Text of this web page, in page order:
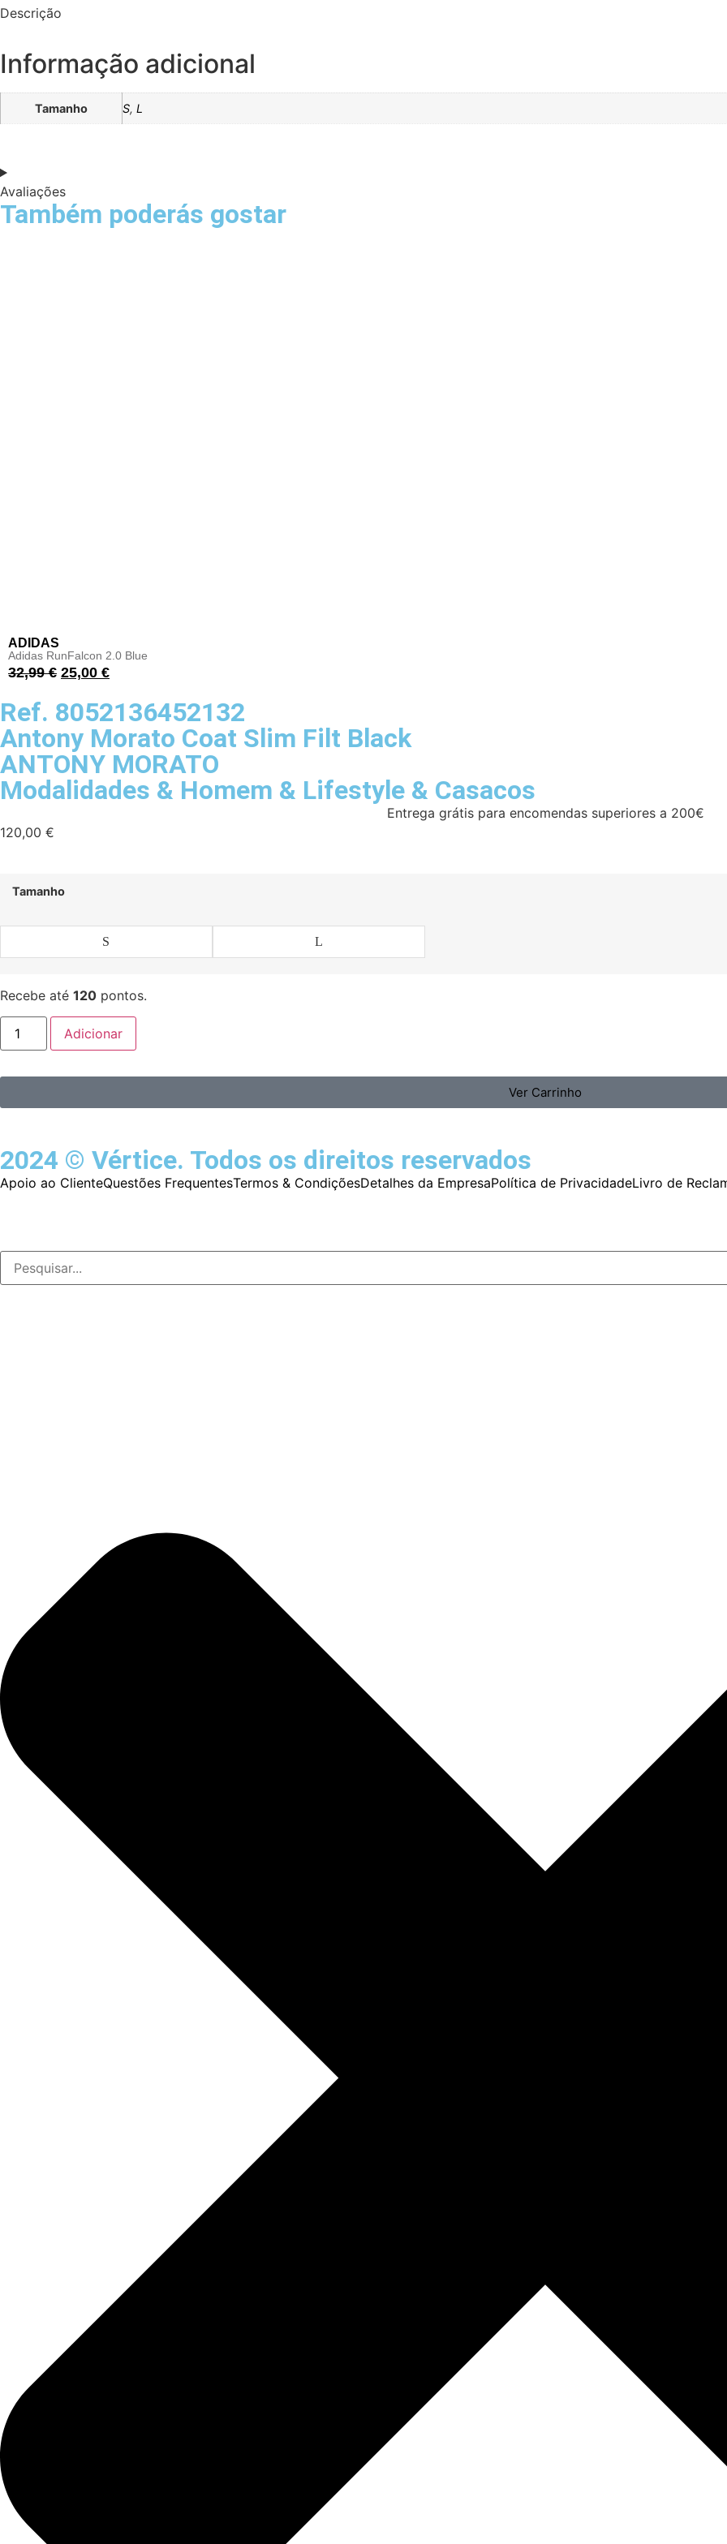
Descrição
Informação adicional
Tamanho S, L
Avaliações
Também poderás gostar
ADIDAS
Adidas RunFalcon 2.0 Blue
32,99€ 25,00 €
Ref. 8052136452132
Antony Morato Coat Slim Filt Black
ANTONY MORATO
Modalidades & Homem & Lifestyle & Casacos
Entrega grátis para encomendas superiores a 200€
120,00 €
Tamanho
S L
Recebe até 120 pontos.
Adicionar
Ver Carrinho
2024 © Vértice. Todos os direitos reservados
Apoio ao ClienteQuestões FrequentesTermos & CondiçõesDetalhes da EmpresaPolítica de PrivacidadeLivro de